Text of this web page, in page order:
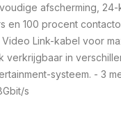
afscherming, 24-
en 100 procent
Link-kabel voor
in
systeem. - 3
s